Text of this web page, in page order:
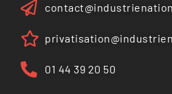
01 44 39 20 50